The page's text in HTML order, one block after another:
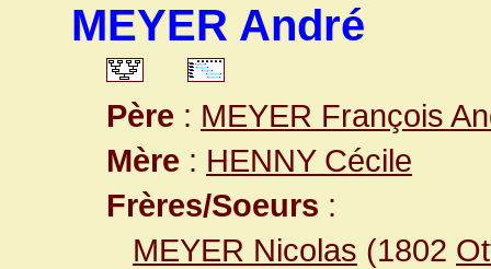
MEYER André
Père : MEYER François
Mère : HENNY Cécile
Frères/Soeurs :
MEYER Nicolas (1802